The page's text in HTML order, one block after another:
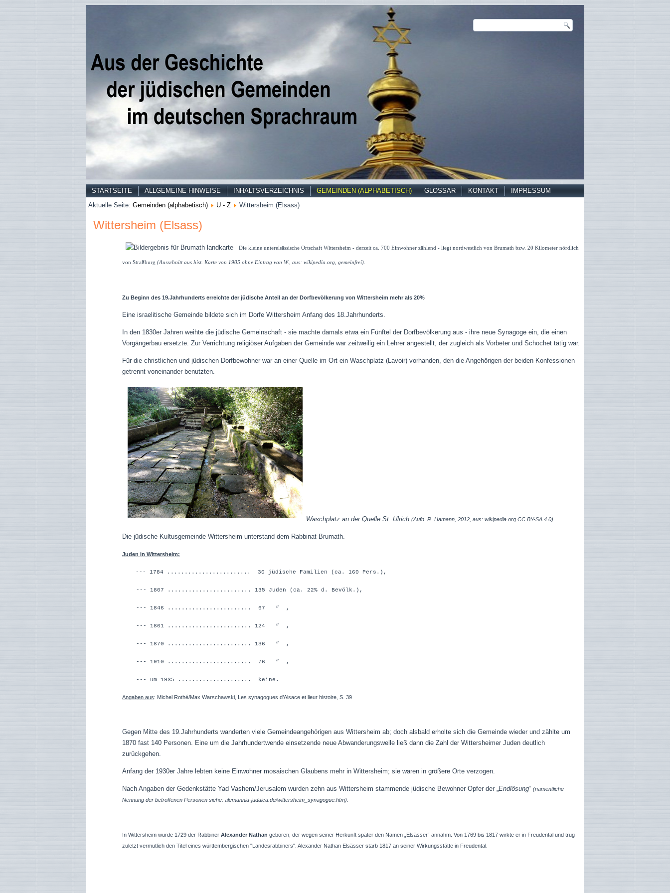
STARTSEITE ALLGEMEINE HINWEISE INHALTSVERZEICHNIS GEMEINDEN (ALPHABETISCH) GLOSSAR KONTAKT
IMPRESSUM
Aktuelle Seite: Gemeinden (alphabetisch) U - Z Wittersheim (Elsass)
Wittersheim (Elsass)
Die kleine unterelsässische Ortschaft Wittersheim - derzeit ca. 700 Einwohner zählend - liegt nordwestlich von Brumath bzw. 20 Kilometer nördlich
von Straßburg(Ausschnitt aus hist. Karte von 1905 ohne Eintrag von W., aus: wikipedia.org, gemeinfrei)
Zu Beginn des 19.Jahrhunderts erreichte der jüdische Anteil an der Dorfbevölkerung von Wittersheim mehr als 20%
Eine israelitische Gemeinde bildete sich im Dorfe Wittersheim Anfang des 18.Jahrhunderts.
In den 1830er Jahren weihte die jüdische Gemeinschaft - sie machte damals etwa ein Fünftel der Dorfbevölkerung aus - ihre neue Synagoge ein, die einen
Vorgängerbau ersetzte. Zur Verrichtung religiöser Aufgaben der Gemeinde war zeitweilig ein Lehrer angestellt, der zugleich als Vorbeter und Schochet tätig war.
Für die christlichen und jüdischen Dorfbewohner war an einer Quelle im Ort ein Waschplatz (Lavoir) vorhanden, den die Angehörigen der beiden Konfessionen
getrennt voneinander benutzten.
Waschplatz an der Quelle St. Ulrich(Aufn. R. Hamann, 2012, aus: wikipedia.org CC BY-SA 4.0)
Die jüdische Kultusgemeinde Wittersheim unterstand dem Rabbinat Brumath.
Juden in Wittersheim:
--- 1784 ........................ 30 jüdische Familien (ca. 160 Pers.),
--- 1807 ........................ 135 Juden (ca. 22% d. Bevölk.),
--- 1846 ........................ 67 “ ,
--- 1861 ........................ 124 “ ,
--- 1870 ........................ 136 “ ,
--- 1910 ........................ 76 “ ,
--- um 1935 ..................... keine.
Angaben aus: Michel Rothé/Max Warschawski, Les synagogues d’Alsace et lieur histoire, S. 39
Gegen Mitte des 19.Jahrhunderts wanderten viele Gemeindeangehörigen aus Wittersheim ab; doch alsbald erholte sich die Gemeinde wieder und zählte um
1870 fast 140 Personen. Eine um die Jahrhundertwende einsetzende neue Abwanderungswelle ließ dann die Zahl der Wittersheimer Juden deutlich
zurückgehen.
Anfang der 1930er Jahre lebten keine Einwohner mosaischen Glaubens mehr in Wittersheim; sie waren in größere Orte verzogen.
Nach Angaben der Gedenkstätte Yad Vashem/Jerusalem wurden zehn aus Wittersheim stammende jüdische Bewohner Opfer der „Endlösung“(namentliche
Nennung der betroffenen Personen siehe: alemannia-judaica.de/wittersheim_synagogue.htm).
In Wittersheim wurde 1729 der RabbinerAlexander Nathan geboren, der wegen seiner Herkunft später den Namen „Elsässer“ annahm. Von 1769 bis 1817 wirkte er in Freudental und trug
zuletzt vermutlich den Titel eines württembergischen "Landesrabbiners". Alexander Nathan Elsässer starb 1817 an seiner Wirkungsstätte in Freudental.